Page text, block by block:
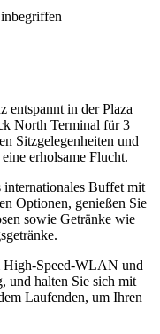
entspannt in der Plaza
North Terminal für 3
Sitzgelegenheiten und
erholsame Flucht.
internationales Buffet mit
Optionen, genießen Sie
sowie Getränke wie
High-Speed-WLAN und
und halten Sie sich mit
Laufenden, um Ihren